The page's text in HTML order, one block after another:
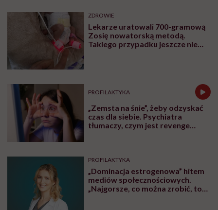
ZDROWIE
Lekarze uratowali 700-gramową
Zosię nowatorską metodą.
Takiego przypadku jeszcze nie
PROFILAKTYKA
„Zemsta na śnie”, żeby odzyskać
czas dla siebie. Psychiatra
tłumaczy, czym jest revenge
PROFILAKTYKA
„Dominacja estrogenowa” hitem
mediów społecznościowych.
„Najgorsze, co można zrobić, to